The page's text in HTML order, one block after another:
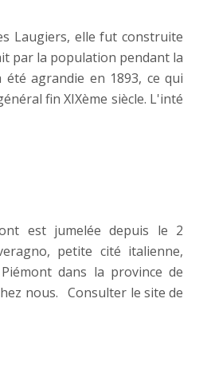
Laugiers, elle fut construite
par la population pendant la
été agrandie en 1893, ce qui
fin XIXème siècle. L'inté
est jumelée depuis le 2
petite cité italienne,
dans la province de
nous. Consulter le site de